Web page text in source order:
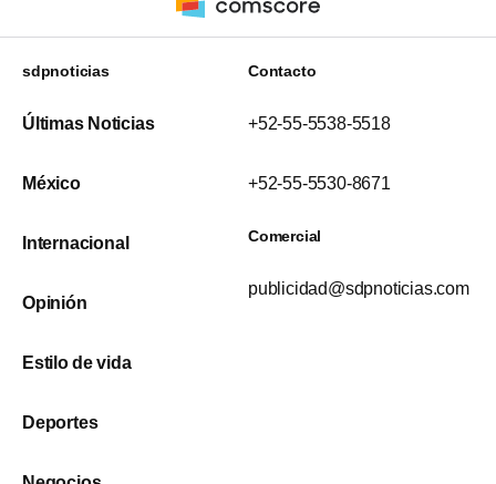
sdpnoticias
Últimas Noticias
México
Internacional
Opinión
Estilo de vida
Deportes
Contacto
+52-55-5538-5518
+52-55-5530-8671
Comercial
publicidad@sdpnoticias.com